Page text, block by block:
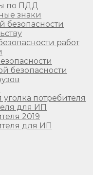
по ПДД
знаки
безопасности
работ
безопасности
потребителя
для ИП
2019
для ИП